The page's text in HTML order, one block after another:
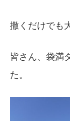
撒くだけでも
皆さん、袋満
た。